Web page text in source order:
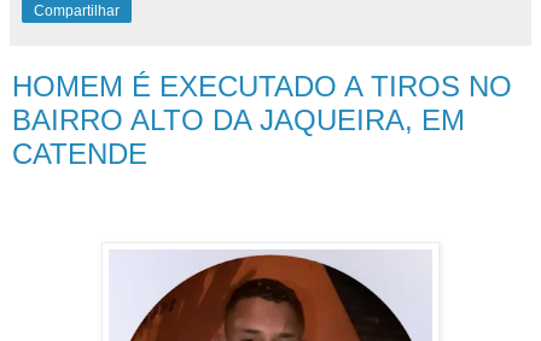
Compartilhar
HOMEM É EXECUTADO A TIROS NO
BAIRRO ALTO DA JAQUEIRA, EM
CATENDE